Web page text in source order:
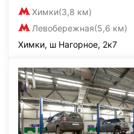
Химки(3,8 км)
Левобережная(5,6 км)
Химки, ш Нагорное, 2к7